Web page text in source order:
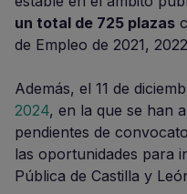
un total de 725 plazas
de Empleo de 2021,
Además, el 11 de
2024, en la que se han
pendientes de
las oportunidades para
Pública de Castilla y